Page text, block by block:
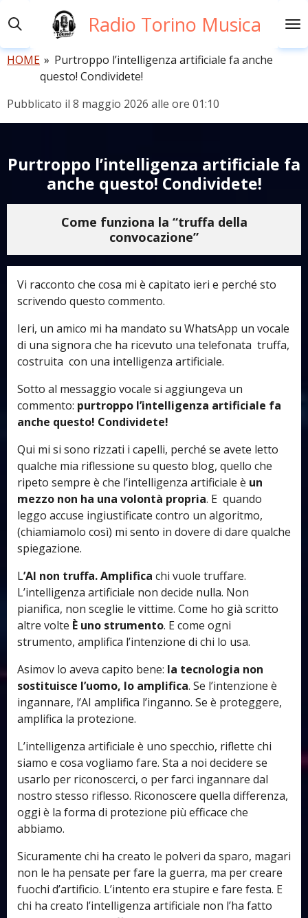
al
contenuto
principale
Radio Torino Musica
HOME » Purtroppo l’intelligenza artificiale fa anche
questo! Condividete!
Pubblicato il 8 maggio 2026 alle ore 01:10
Purtroppo l’intelligenza artificiale fa
anche questo! Condividete!
Come funziona la “truffa della
convocazione”
Vi racconto che cosa mi è capitato ieri e perché sto
scrivendo questo commento.
Ieri, un amico mi ha mandato su WhatsApp un vocale
di una signora che ha ricevuto una telefonata truffa,
costruita con una intelligenza artificiale.
Sotto al messaggio vocale si aggiungeva un
commento: purtroppo l’intelligenza artificiale fa
anche questo! Condividete!
Qui mi si sono rizzati i capelli, perché se avete letto
qualche mia riflessione su questo blog, quello che
ripeto sempre è che l’intelligenza artificiale è un
mezzo non ha una volontà propria. E quando
leggo accuse ingiustificate contro un algoritmo,
(chiamiamolo così) mi sento in dovere di dare qualche
spiegazione.
L’AI non truffa. Amplifica chi vuole truffare.
L’intelligenza artificiale non decide nulla. Non
pianifica, non sceglie le vittime. Come ho già scritto
altre volte È uno strumento. E come ogni
strumento, amplifica l’intenzione di chi lo usa.
Asimov lo aveva capito bene: la tecnologia non
sostituisce l’uomo, lo amplifica. Se l’intenzione è
ingannare, l’AI amplifica l’inganno. Se è proteggere,
amplifica la protezione.
L’intelligenza artificiale è uno specchio, riflette chi
siamo e cosa vogliamo fare. Sta a noi decidere se
usarlo per riconoscerci, o per farci ingannare dal
nostro stesso riflesso. Riconoscere quella differenza,
oggi è la forma di protezione più efficace che
abbiamo.
Sicuramente chi ha creato le polveri da sparo, magari
non le ha pensate per fare la guerra, ma per creare
fuochi d’artificio. L’intento era stupire e fare festa. E
chi ha creato l’intelligenza artificiale non l’ha fatto